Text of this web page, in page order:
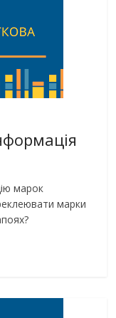
марок
марки